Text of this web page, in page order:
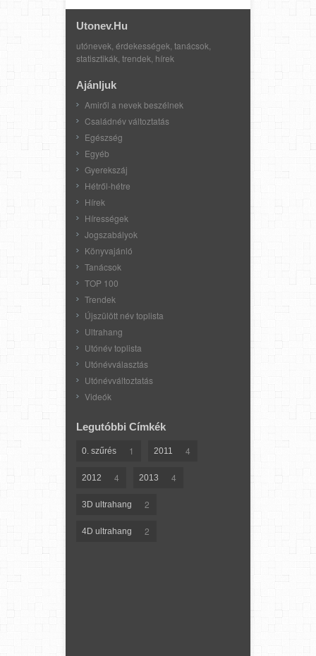
Utonev.hu
utónevek, érdekességek, tanácsok,
statisztikák, trendek, hírek
Ajánljuk
Amiről a nevek beszélnek
Családnév változtatás
Egészség
Egyéb
Gyerekszáj
Hétről-hétre
Hírek
Hírességek
Jogszabályok
Könyvajánló
Tanácsok
TOP 100
Trendek
Újszülött név toplista
Ultrahang
Utónév toplista
Utónévválasztás
Utónévváltoztatás
Videók
Legutóbbi Címkék
0. szűrés 1 2011 4
2012 4 2013 4
3D ultrahang 2
4D ultrahang 2